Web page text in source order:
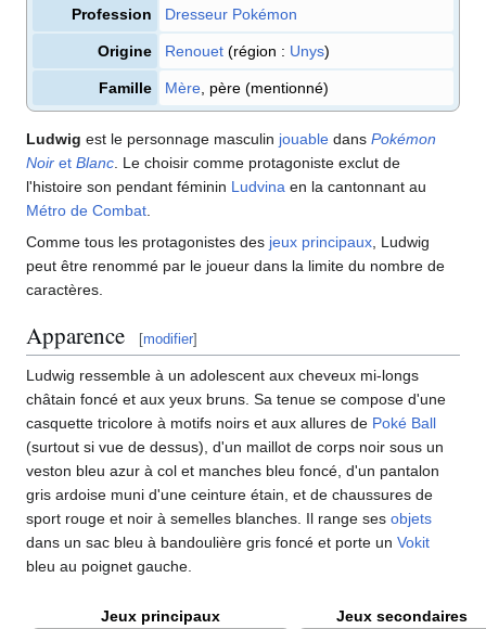
Profession Dresseur Pokémon
Origine Renouet (région : Unys)
Famille Mère , père (mentionné)
Ludwig est le personnage masculin jouable dans Pokémon
Noir et Blanc . Le choisir comme protagoniste exclut de
l'histoire son pendant féminin Ludvina en la cantonnant au
Métro de Combat
Comme tous les protagonistes des jeux principaux , Ludwig
peut être renommé par le joueur dans la limite du nombre de
caractères.
Apparence [modifier]
Ludwig ressemble à un adolescent aux cheveux mi-longs
châtain foncé et aux yeux bruns. Sa tenue se compose d'une
casquette tricolore à motifs noirs et aux allures de Poké Ball
(surtout si vue de dessus), d'un maillot de corps noir sous un
veston bleu azur à col et manches bleu foncé, d'un pantalon
gris ardoise muni d'une ceinture étain, et de chaussures de
sport rouge et noir à semelles blanches. Il range ses objets
dans un sac bleu à bandoulière gris foncé et porte un Vokit
bleu au poignet gauche.
Jeux principaux Jeux secondaires